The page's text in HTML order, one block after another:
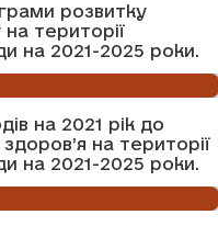
розвитку
території
на 2021-2025 роки.
на 2021 рік до
на території
на 2021-2025 роки.